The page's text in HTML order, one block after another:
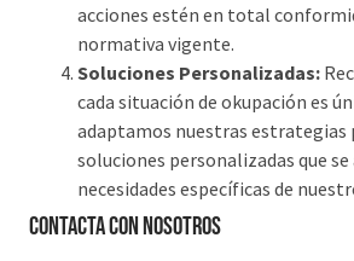
acciones estén en total
normativa vigente.
Soluciones Personalizadas:
cada situación de okupación es
adaptamos nuestras estrategias
soluciones personalizadas que
necesidades específicas de
Contacta con nosotros